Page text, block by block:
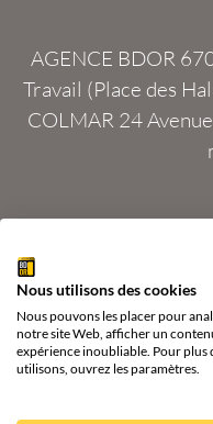
AGENCE BDOR
Travail (Place des
COLMAR 24
Tous droits réservés
& vente or, argent
Nous utilisons des cookies
Nous pouvons les placer pour
notre site Web, afficher un
expérience inoubliable. Pour
utilisons, ouvrez les paramètres.